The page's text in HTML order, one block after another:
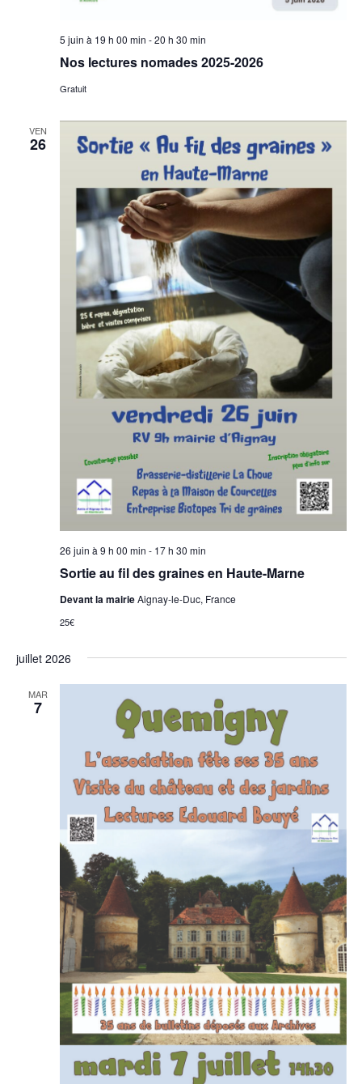
Nos lectures nomades 2025-2026
5 juin à 19 h 00 min -20 h 30 min
Gratuit
VEN
26
Sortie au fil des graines en Haute-Marne
26 juin à 9 h 00 min - 17 h 30 min
Devant la mairieAignay-le-Duc, France
25€
juillet 2026
MAR
7